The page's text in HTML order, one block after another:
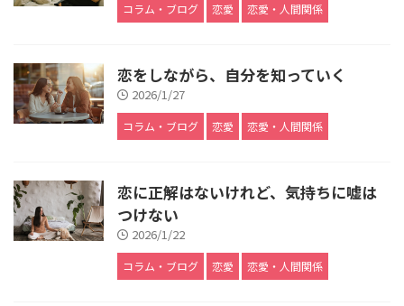
コラム・ブログ 恋愛 恋愛・人間関係
恋をしながら、自分を知っていく
2026/1/27
コラム・ブログ 恋愛 恋愛・人間関係
恋に正解はないけれど、気持ちに嘘は
つけない
2026/1/22
コラム・ブログ 恋愛 恋愛・人間関係